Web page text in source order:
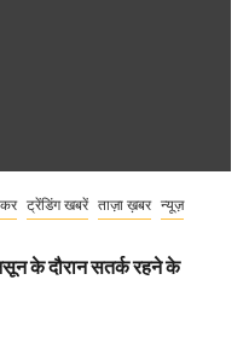
ट्रेंडिंग खबरें ताज़ा ख़बर न्यूज़
के दौरान सतर्क रहने के